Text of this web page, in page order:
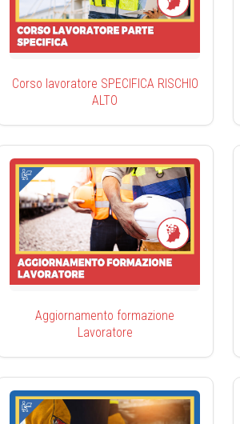
Corso lavoratore SPECIFICA RISCHIO
ALTO
Aggiornamento formazione
Lavoratore